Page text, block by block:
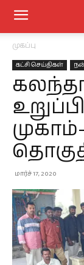
முகப்பு
கட்சி செய்திகள்
மார்ச் 17, 2020